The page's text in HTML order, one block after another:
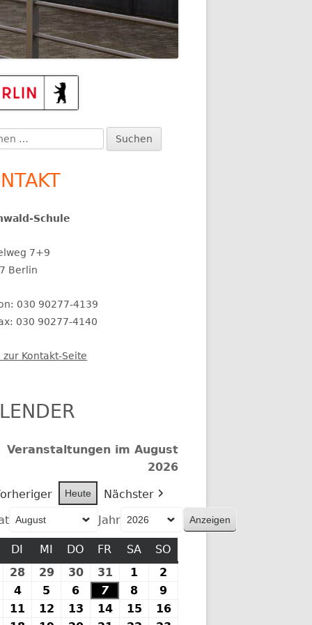
Schule
7+9
Berlin
030 90277-4139
030 90277-4140
zur Kontakt-Seite
Veranstaltungen im August
2026
Heute
Nächster
Jahr
MONTAG
DI DIENSTAG
MI MITTWOCH
DO DONNERSTAG
FR FREITAG
SASAMSTAG
SO
27.
Juli
2026
28 28.
Juli
2026
29 29.
Juli
2026
3030.
2026
31 31.
Juli
2026
1
August
2026
2
2026
44.
August
5
August
6
August
7
August
8
August
9
August
10.11 11.12 12.13 13.1414.15 15.1616.